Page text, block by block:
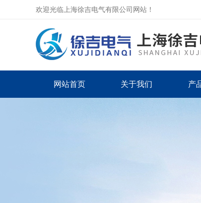
欢迎光临上海徐吉电气有限公司网站！
网站首页 关于我们 产